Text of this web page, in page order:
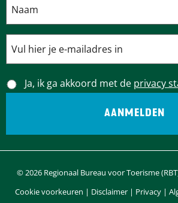
Ja, ik ga akkoord met de privacy
© 2026 Regionaal Bureau voor Toerisme
Cookie voorkeuren | Disclaimer| Privacy|